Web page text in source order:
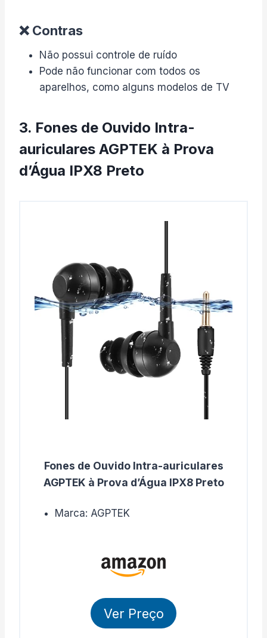
❌ Contras
Não possui controle de ruído
Pode não funcionar com todos os
aparelhos, como alguns modelos de TV
3. Fones de Ouvido Intra-
auriculares AGPTEK à Prova
d’Água IPX8 Preto
Fones de Ouvido Intra-auriculares
AGPTEK à Prova d’Água IPX8 Preto
Marca: AGPTEK
Ver Preço